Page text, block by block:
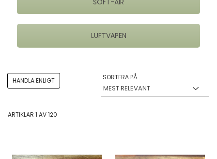
SOFT-AIR
LUFTVAPEN
ARTIKLAR 1 AV120
SORTERA PÅ
HANDLA ENLIGT